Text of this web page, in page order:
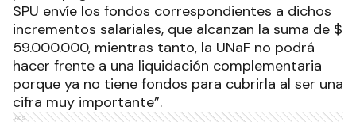
SPU envíe los fondos correspondientes a dichos
incrementos salariales, que alcanzan la suma de $
59.000.000, mientras tanto, la UNaF no podrá
hacer frente a una liquidación complementaria
porque ya no tiene fondos para cubrirla al ser una
cifra muy importante”.
Ads